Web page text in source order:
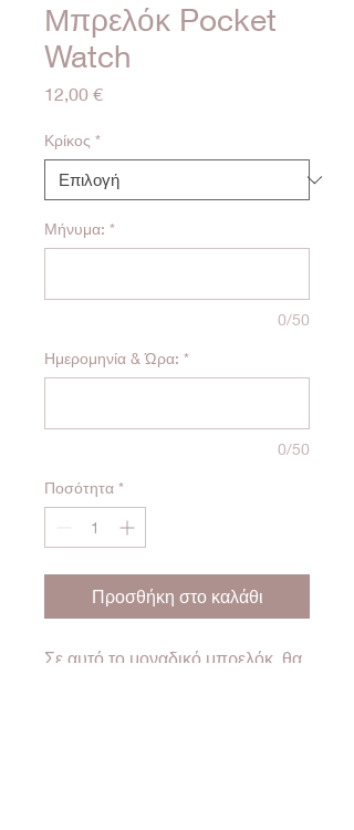
Μπρελόκ Pocket
Watch
12,00 €Τιμή
Κρίκος *
Μήνυμα: *
0/50
Ημερομηνία & Ώρα: *
0/50
Ποσότητα *
Προσθήκη στο καλάθι
Σε αυτό το μοναδικό μπρελόκ, θα